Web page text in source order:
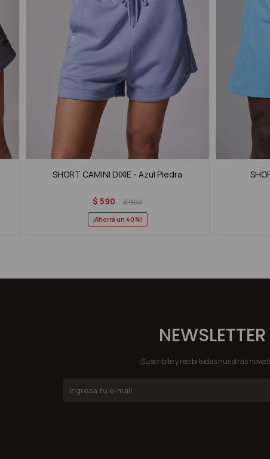
SHORT CAMINI DIXIE - Azul Piedra
$ 590 $990
40
NEWSLETTER
¡Suscribite y recibí todas nuestras